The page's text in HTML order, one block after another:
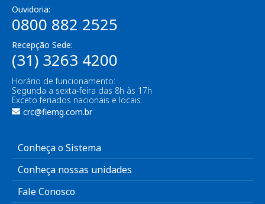
Ouvidoria:
0800 882 2525
Recepção Sede:
(31) 3263 4200
Horário de funcionamento:
Segunda a sexta-feira das 8h às 17h
Exceto feriados nacionais e locais.
crc@fiemg.com.br
Conheça o Sistema
Conheça nossas unidades
Fale Conosco